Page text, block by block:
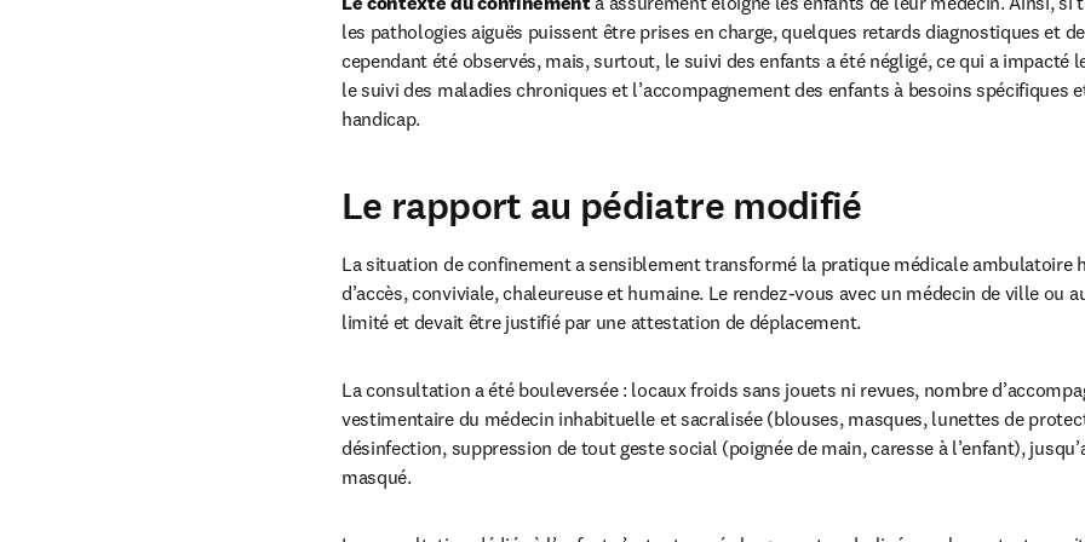
les pathologies aiguës puissent être prises en charge, quelques retards diagnostiques et
cependant été observés, mais, surtout, le suivi des enfants a été négligé, ce qui a impacté
le suivi des maladies chroniques et l’accompagnement des enfants à besoins spécifiques
handicap.
Le rapport au pédiatre modifié
La situation de confinement a sensiblement transformé la pratique médicale ambulatoire
d’accès, conviviale, chaleureuse et humaine. Le rendez-vous avec un médecin de ville ou
limité et devait être justifié par une attestation de déplacement.
La consultation a été bouleversée : locaux froids sans jouets ni revues, nombre
vestimentaire du médecin inhabituelle et sacralisée (blouses, masques, lunettes de
désinfection, suppression de tout geste social (poignée de main, caresse à l’enfant),
masqué.